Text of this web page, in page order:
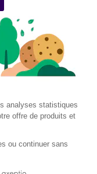
analyses statistiques
offre de produits et
ou continuer sans